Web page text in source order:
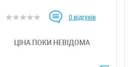
0 відгуків
ЦІНА ПОКИ НЕВІДОМА